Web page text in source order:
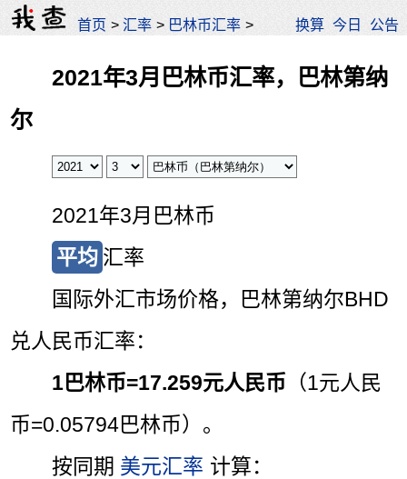
首页 >汇率 > 巴林币汇率 > 换算 今日 公告
2021年3月巴林币汇率，巴林第纳
尔
2021年3月巴林币
平均 汇率
国际外汇市场价格，巴林第纳尔BHD
兑人民币汇率：
1巴林币=17.259元人民币 （1元人民
币=0.05794巴林币）。
按同期 美元汇率 计算：